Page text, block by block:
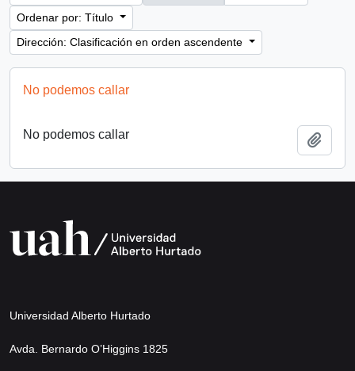
Ordenar por: Título
Dirección: Clasificación en orden ascendente
No podemos callar
No podemos callar
Universidad Alberto Hurtado
Avda. Bernardo O’Higgins 1825